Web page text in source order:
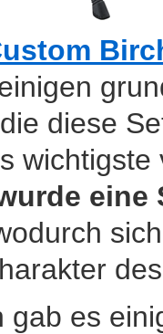
diese
eine
gab es